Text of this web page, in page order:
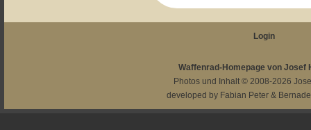
Login
Waffenrad-Homepage von Josef
Photos und Inhalt © 2008-2026
developed by Fabian Peter &